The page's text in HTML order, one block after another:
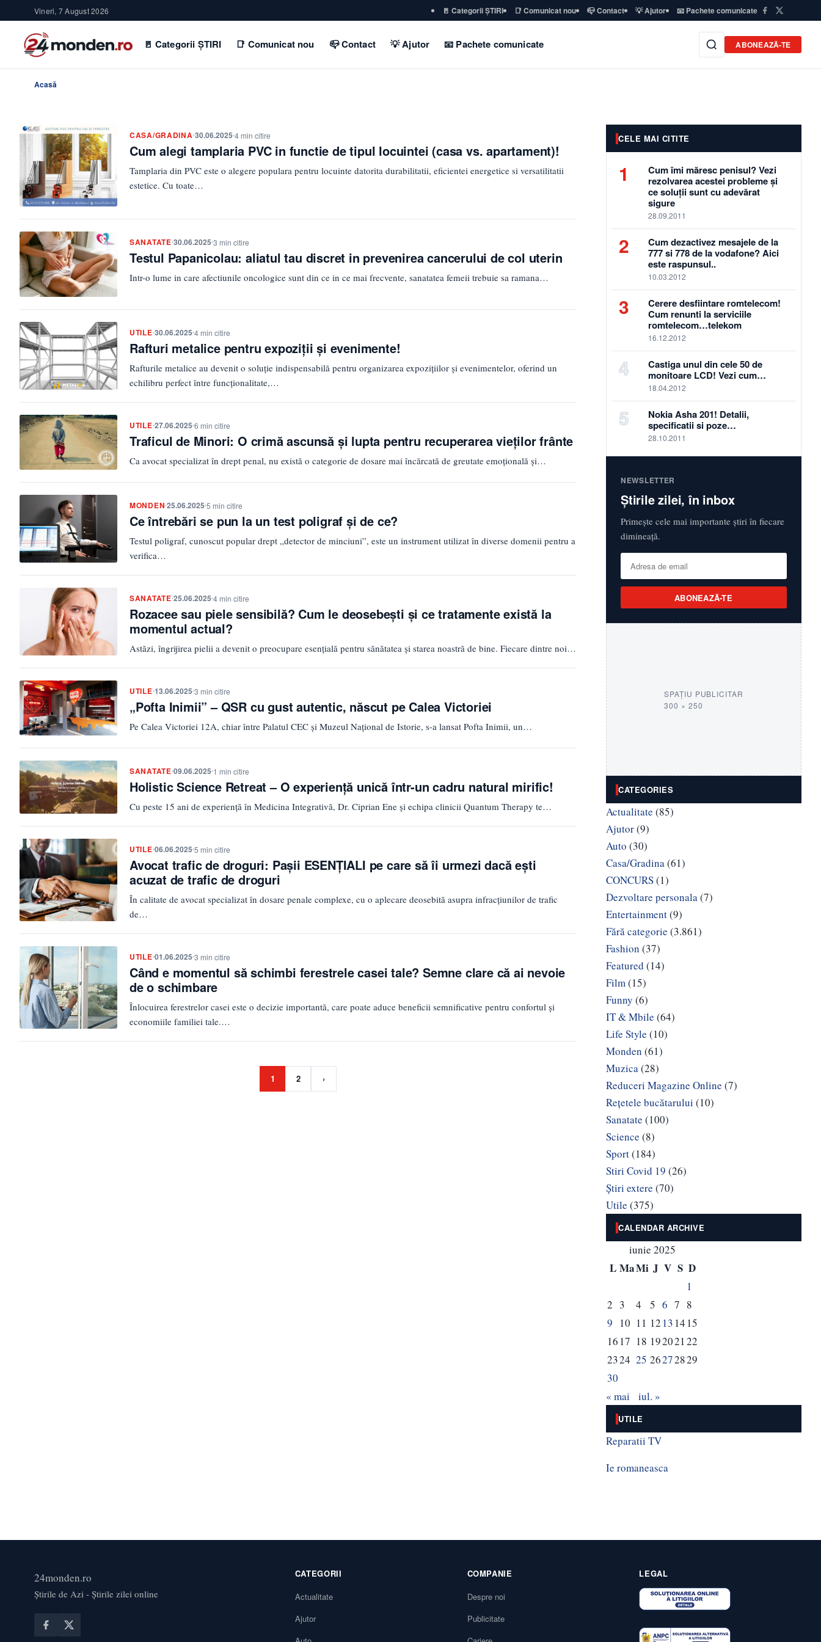
Vineri, 7 August 2026 🚪 Categorii ȘTIRI 📑 Comunicat nou 📪 Contact 💡 Ajutor 📧 Pachete comunicate
🚪 Categorii ȘTIRI 📑 Comunicat nou 📪 Contact 💡 Ajutor 📧 Pachete comunicate ABONEAZĂ-TE
Acasă
CASA/GRADINA 30.06.2025 4 min citire
Cum alegi tamplaria PVC in functie de tipul locuintei (casa vs. apartament)!
Tamplaria din PVC este o alegere populara pentru locuinte datorita durabilitatii, eficientei energetice si versatilitatii
estetice. Cu toate…
SANATATE 30.06.2025 3 min citire
Testul Papanicolau: aliatul tau discret in prevenirea cancerului de col uterin
Intr-o lume in care afectiunile oncologice sunt din ce in ce mai frecvente, sanatatea femeii trebuie sa ramana…
UTILE 30.06.2025 4 min citire
Rafturi metalice pentru expoziții și evenimente!
Rafturile metalice au devenit o soluție indispensabilă pentru organizarea expozițiilor și evenimentelor, oferind un
echilibru perfect între funcționalitate,…
UTILE 27.06.2025 6 min citire
Traficul de Minori: O crimă ascunsă și lupta pentru recuperarea vieților frânte
Ca avocat specializat în drept penal, nu există o categorie de dosare mai încărcată de greutate emoțională și…
MONDEN25.06.20255 min citire
Ce întrebări se pun la un test poligraf și de ce?
Testul poligraf, cunoscut popular drept „detector de minciuni”, este un instrument utilizat în diverse domenii pentru a
verifica…
SANATATE 25.06.2025 4 min citire
Rozacee sau piele sensibilă? Cum le deosebești și ce tratamente există la
momentul actual?
Astăzi, îngrijirea pielii a devenit o preocupare esențială pentru sănătatea și starea noastră de bine. Fiecare dintre noi…
UTILE 13.06.2025 3 min citire
„Pofta Inimii” – QSR cu gust autentic, născut pe Calea Victoriei
Pe Calea Victoriei 12A, chiar între Palatul CEC și Muzeul Național de Istorie, s-a lansat Pofta Inimii, un…
SANATATE 09.06.2025 1 min citire
Holistic Science Retreat – O experiență unică într-un cadru natural mirific!
Cu peste 15 ani de experiență în Medicina Integrativă, Dr. Ciprian Ene și echipa clinicii Quantum Therapy te…
UTILE 06.06.2025 5 min citire
Avocat trafic de droguri: Paşii ESENŢIALI pe care să îi urmezi dacă eşti
acuzat de trafic de droguri
În calitate de avocat specializat în dosare penale complexe, cu o aplecare deosebită asupra infracțiunilor de trafic
de…
UTILE 01.06.2025 3 min citire
Când e momentul să schimbi ferestrele casei tale? Semne clare că ai nevoie
de o schimbare
Înlocuirea ferestrelor casei este o decizie importantă, care poate aduce beneficii semnificative pentru confortul și
economiile familiei tale.…
1 2 ›
CELE MAI CITITE
1
Cum îmi măresc penisul? Vezi
rezolvarea acestei probleme și
ce soluții sunt cu adevărat
sigure
28.09.2011
2
Cum dezactivez mesajele de la
777 si 778 de la vodafone? Aici
este raspunsul..
10.03.2012
3
Cerere desfiintare romtelecom!
Cum renunti la serviciile
romtelecom…telekom
16.12.2012
4
Castiga unul din cele 50 de
monitoare LCD! Vezi cum…
18.04.2012
5
Nokia Asha 201! Detalii,
specificatii si poze…
28.10.2011
NEWSLETTER
Știrile zilei, în inbox
Primește cele mai importante știri în fiecare
dimineață.
ABONEAZĂ-TE
SPAȚIU PUBLICITAR
300 × 250
CATEGORIES
Actualitate (85)
Ajutor(9)
Auto (30)
Casa/Gradina(61)
CONCURS(1)
Dezvoltare personala(7)
Entertainment(9)
Fără categorie (3.861)
Fashion (37)
Featured (14)
Film(15)
Funny (6)
IT & Mbile (64)
Life Style (10)
Monden (61)
Muzica(28)
Reduceri Magazine Online (7)
Rețetele bucătarului (10)
Sanatate (100)
Science (8)
Sport(184)
Stiri Covid 19 (26)
Știri extere (70)
Utile (375)
CALENDAR ARCHIVE
iunie 2025
L MaMi J V S D
1
2 3 4 5 6 7 8
9
10 11 12 13 14 15
16 17 18 19202122
2324 25 26272829
30
« mai
iul. »
UTILE
Reparatii TV
Ie romaneasca
24monden.ro
Știrile de Azi - Știrile zilei online
CATEGORII
Actualitate
Ajutor
COMPANIE
Despre noi
Publicitate
LEGAL